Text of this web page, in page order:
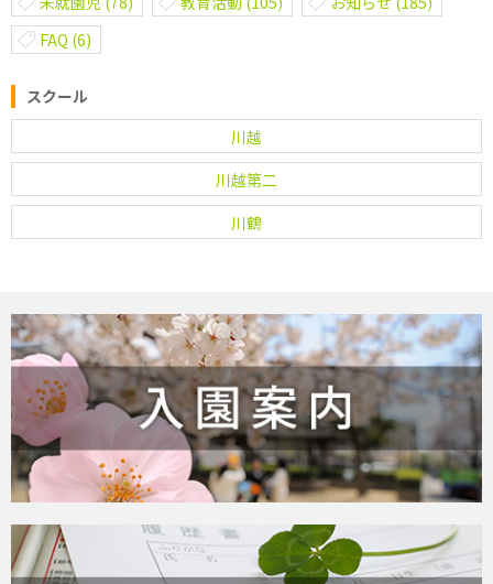
FAQ (6)
スクール
川越
川越第二
川鶴